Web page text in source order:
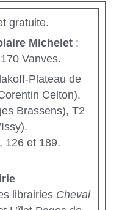
gratuite.
Michelet:
Vanves.
Plateau de
Celton).
Brassens), T2
126 et 189.
librairies Cheval